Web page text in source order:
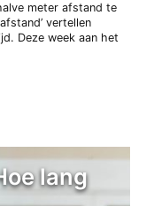
meter afstand te
vertellen
Deze week aan het
lang